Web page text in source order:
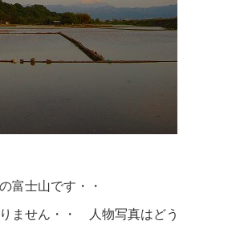
富士山です・・
ません・・ 人物写真はどう